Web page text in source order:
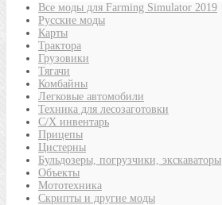
Все моды для Farming Simulator 2019
Русские моды
Карты
Трактора
Грузовики
Тягачи
Комбайны
Легковые автомобили
Техника для лесозаготовки
С/Х инвентарь
Прицепы
Цистерны
Бульдозеры, погрузчики, экскаваторы
Объекты
Мототехника
Скрипты и другие моды